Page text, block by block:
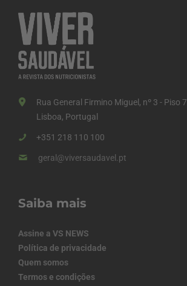
Rua General Firmino Miguel, nº 3 - Piso
Lisboa, Portugal
+351 218 110 100
geral@viversaudavel.pt
Saiba mais
Assine a VS NEWS
Política de privacidade
Quem somos
Termos e condições